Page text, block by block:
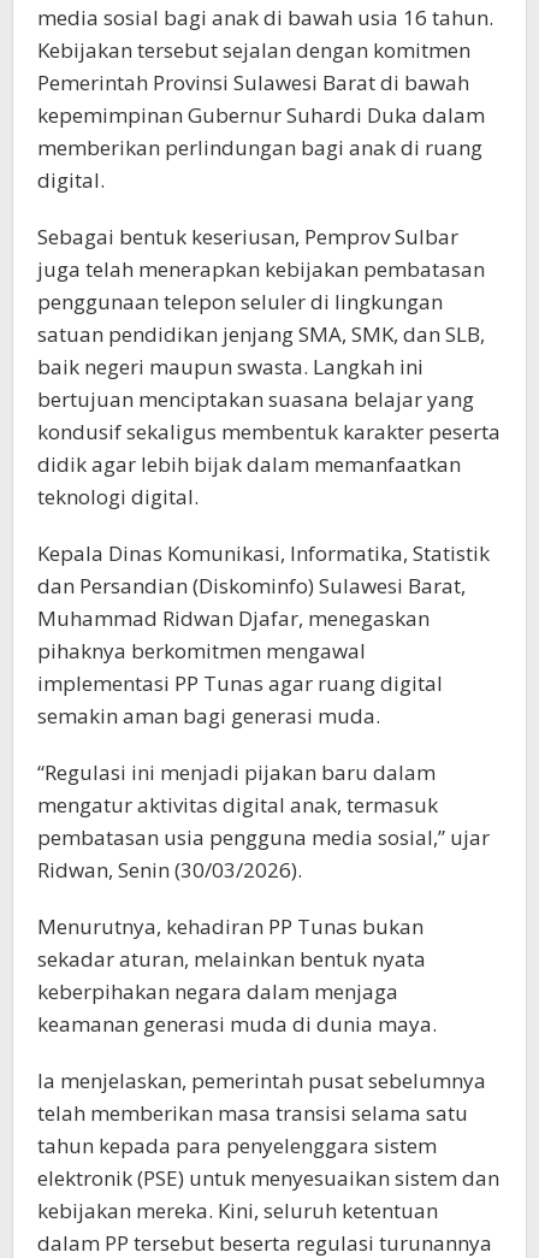
media sosial bagi anak di bawah usia 16 tahun.
Kebijakan tersebut sejalan dengan komitmen
Pemerintah Provinsi Sulawesi Barat di bawah
kepemimpinan Gubernur Suhardi Duka dalam
memberikan perlindungan bagi anak di ruang
digital.
Sebagai bentuk keseriusan, Pemprov Sulbar
juga telah menerapkan kebijakan pembatasan
penggunaan telepon seluler di lingkungan
satuan pendidikan jenjang SMA, SMK, dan SLB,
baik negeri maupun swasta. Langkah ini
bertujuan menciptakan suasana belajar yang
kondusif sekaligus membentuk karakter peserta
didik agar lebih bijak dalam memanfaatkan
teknologi digital.
Kepala Dinas Komunikasi, Informatika, Statistik
dan Persandian (Diskominfo) Sulawesi Barat,
Muhammad Ridwan Djafar, menegaskan
pihaknya berkomitmen mengawal
implementasi PP Tunas agar ruang digital
semakin aman bagi generasi muda.
“Regulasi ini menjadi pijakan baru dalam
mengatur aktivitas digital anak, termasuk
pembatasan usia pengguna media sosial,” ujar
Ridwan, Senin (30/03/2026).
Menurutnya, kehadiran PP Tunas bukan
sekadar aturan, melainkan bentuk nyata
keberpihakan negara dalam menjaga
keamanan generasi muda di dunia maya.
Ia menjelaskan, pemerintah pusat sebelumnya
telah memberikan masa transisi selama satu
tahun kepada para penyelenggara sistem
elektronik (PSE) untuk menyesuaikan sistem dan
kebijakan mereka. Kini, seluruh ketentuan
dalam PP tersebut beserta regulasi turunannya